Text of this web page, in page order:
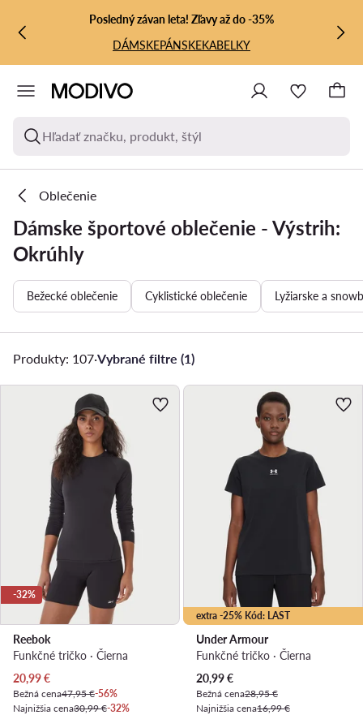
PREJSŤ NA HLAVNÝ OBSAH
PREJSŤ NA VYHĽADÁVANIE
Posledný závan leta! Zľavy až do -35%
DÁMSKEPÁNSKEKABELKY
Hľadať značku, produkt, štýl
Oblečenie
Dámske športové oblečenie - Výstrih:
Okrúhly
Bežecké oblečenie Cyklistické oblečenie Lyžiarske a
Produkty: 107·Vybrané filtre (1)
-32%
Reebok
Funkčné tričko · Čierna
Aktuálna cena
20,99€
Bežná cena47,95 €-56%
Najnižšia cena30,99 €-32%
extra -25% Kód: LAST
Under Armour
Funkčné tričko · Čierna
Aktuálna cena
20,99€
Bežná cena28,95 €
Najnižšia cena16,99 €